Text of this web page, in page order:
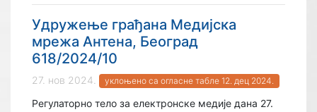
Удружење грађана Медијска
мрежа Антена, Београд
618/2024/10
27. нов 2024. уклоњено са огласне табле 12. дец 2024.
Регулаторно тело за електронске медије дана 27.